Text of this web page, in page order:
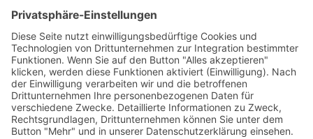
Hobby- und Künstlerbedarf:
Mo., Mi., Fr. 10:00 – 15:00 Uhr
Di., Do. 13:00 – 18:00 Uhr
Sa. 9:00 – 12:00 Uhr
03677/202020 (Zentrale + Onlineshop)